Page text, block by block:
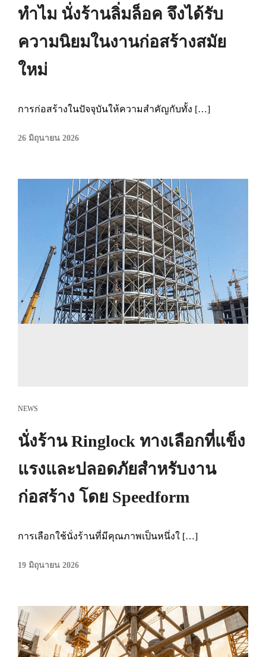
ทำไม นั่งร้านลิ่มล็อค จึงได้รับ
ความนิยมในงานก่อสร้างสมัย
ใหม่
การก่อสร้างในปัจจุบันให้ความสำคัญกับทั้ง […]
26 มิถุนายน 2026
NEWS
นั่งร้าน Ringlock ทางเลือกที่แข็ง
แรงและปลอดภัยสำหรับงาน
ก่อสร้าง โดย Speedform
การเลือกใช้นั่งร้านที่มีคุณภาพเป็นหนึ่งใ […]
19 มิถุนายน 2026